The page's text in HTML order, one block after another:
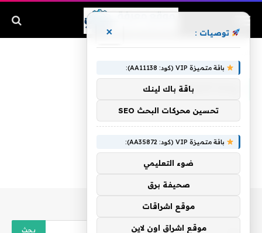
ريادة الاعمال
توصيات : ×
باقة متميزة VIP (كود: AA11138):
باقة باك لينك
تحسين محركات البحث SEO
باقة متميزة VIP (كود: AA35872):
ضوء التعليمي
صحيفة برق
موقع اشراقات
موقع اشراق اون لاين